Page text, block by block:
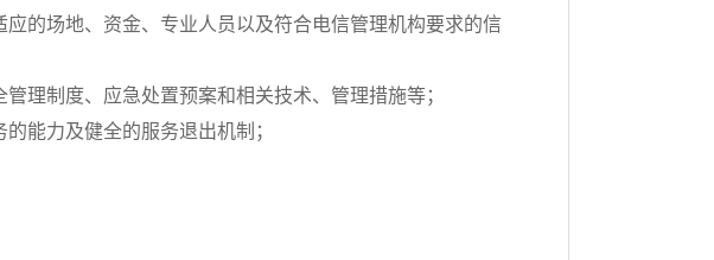
的场地、资金、专业人员以及符合电信管理机构要求的信
理制度、应急处置预案和相关技术、管理措施等；
能力及健全的服务退出机制；